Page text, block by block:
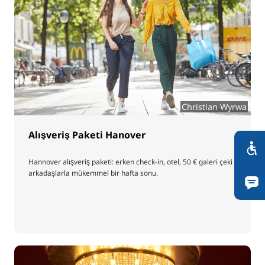
Christian Wyrwa
Alışveriş Paketi Hanover
Hannover alışveriş paketi: erken check-in, otel, 50 € galeri çeki -
arkadaşlarla mükemmel bir hafta sonu.